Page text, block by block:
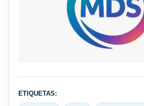
ETIQUETAS: